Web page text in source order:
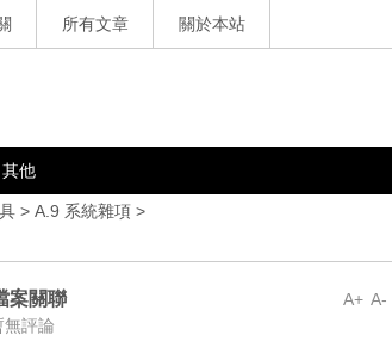
所有文章 關於本站
其他
> A.9 系統雜項 >
A-
A+
案關聯
無評論